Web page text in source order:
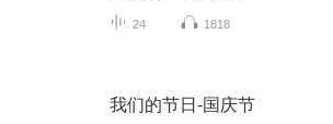
24 1818
我们的节日-国庆节